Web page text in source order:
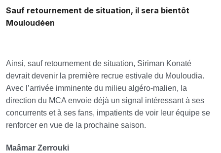
Sauf retournement de situation, il sera bientôt
Mouloudéen
Ainsi, sauf retournement de situation, Siriman Konaté
devrait devenir la première recrue estivale du Mouloudia.
Avec l’arrivée imminente du milieu algéro-malien, la
direction du MCA envoie déjà un signal intéressant à ses
concurrents et à ses fans, impatients de voir leur équipe se
renforcer en vue de la prochaine saison.
Maâmar Zerrouki